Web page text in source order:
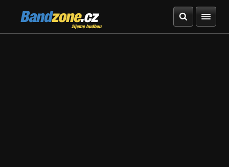
Bandzone.cz
žijeme hudbou